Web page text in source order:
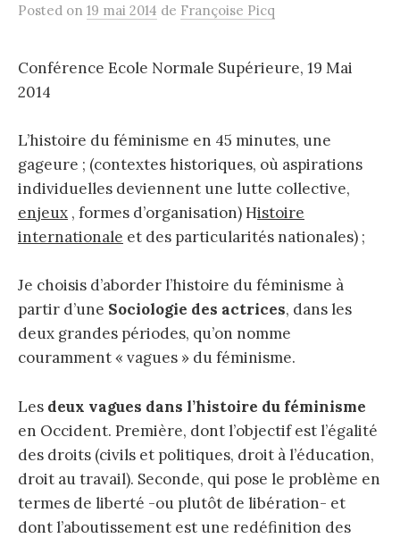
Posted on 19 mai 2014 de Françoise Picq
Conférence Ecole Normale Supérieure, 19 Mai
2014
L’histoire du féminisme en 45 minutes, une
gageure ; (contextes historiques, où aspirations
individuelles deviennent une lutte collective,
enjeux , formes d’organisation) Histoire
internationale et des particularités nationales) ;
Je choisis d’aborder l’histoire du féminisme à
partir d’une Sociologie des actrices, dans les
deux grandes périodes, qu’on nomme
couramment « vagues » du féminisme.
Les deux vagues dans l’histoire du féminisme
en Occident. Première, dont l’objectif est l’égalité
des droits (civils et politiques, droit à l’éducation,
droit au travail). Seconde, qui pose le problème en
termes de liberté -ou plutôt de libération- et
dont l’aboutissement est une redéfinition des